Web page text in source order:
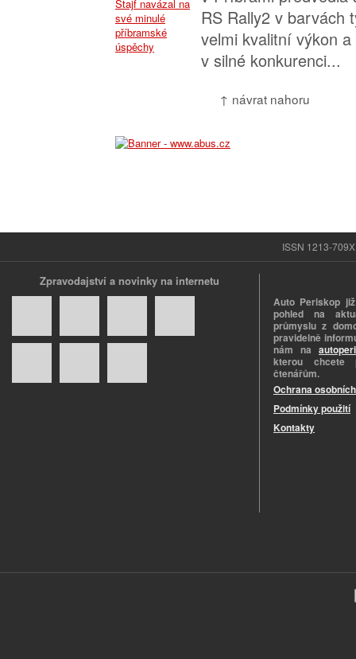
RS Rally2 v barvách
velmi kvalitní výkon
v silné konkurenci...
↑ návrat nahoru
ISSN 1213-
Zpravodajství a novinky na internetu
Auto Periskop
pohled na
průmyslu z
pravidelně
nám na
kterou chcete
čtenářům.
Ochrana
Podmínky použití
Kontakty